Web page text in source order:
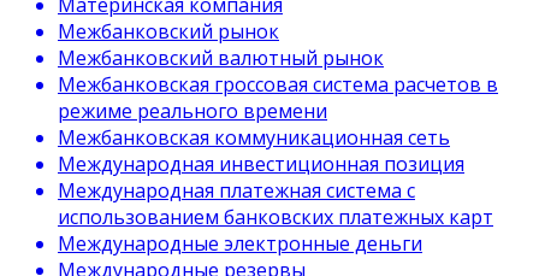
Межбанковский рынок
Межбанковский валютный рынок
Межбанковская гроссовая система расчетов в
режиме реального времени
Межбанковская коммуникационная сеть
Международная инвестиционная позиция
Международная платежная система с
использованием банковских платежных карт
Международные электронные деньги
Международные резервы